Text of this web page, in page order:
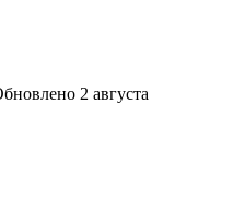
2 августа